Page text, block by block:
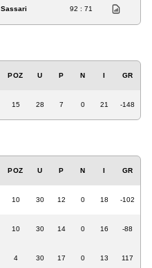
Sassari 92 : 71
POZ U P N I GR
15 28 7 0 21 -148
POZ U P N I GR
10 30 12 0 18 -102
10 30 14 0 16 -88
4 30 17 0 13 117